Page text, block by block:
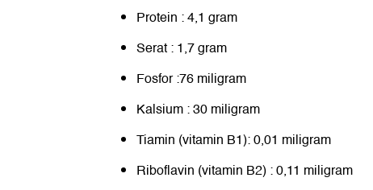
Protein : 4,1 gram
Serat : 1,7 gram
Fosfor :76 miligram
Kalsium : 30 miligram
Tiamin (vitamin B1): 0,01 miligram
Riboflavin (vitamin B2) : 0,11 miligram